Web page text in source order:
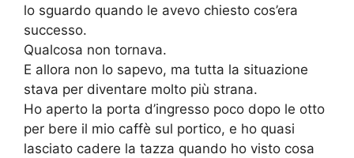
lo sguardo quando le avevo chiesto cos’era
successo.
Qualcosa non tornava.
E allora non lo sapevo, ma tutta la situazione
stava per diventare molto più strana.
Ho aperto la porta d’ingresso poco dopo le otto
per bere il mio caffè sul portico, e ho quasi
lasciato cadere la tazza quando ho visto cosa